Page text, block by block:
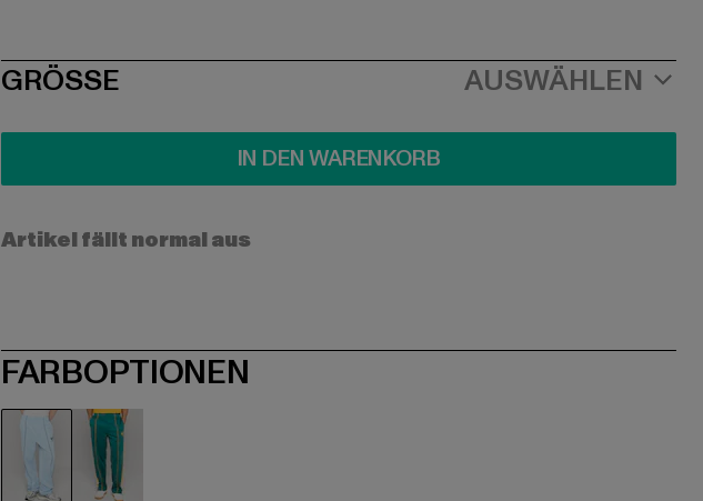
SIZE
GRÖSSE AUSWÄHLEN
IN DEN WARENKORB
Artikel fällt normal aus
FARBOPTIONEN